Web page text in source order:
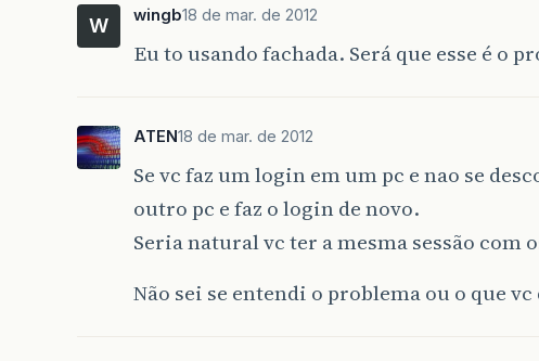
W wingb18 de mar. de 2012
Eu to usando fachada. Será que esse é o
ATEN18 de mar. de 2012
Se vc faz um login em um pc e nao se
outro pc e faz o login de novo.
Seria natural vc ter a mesma sessão com
Não sei se entendi o problema ou o que